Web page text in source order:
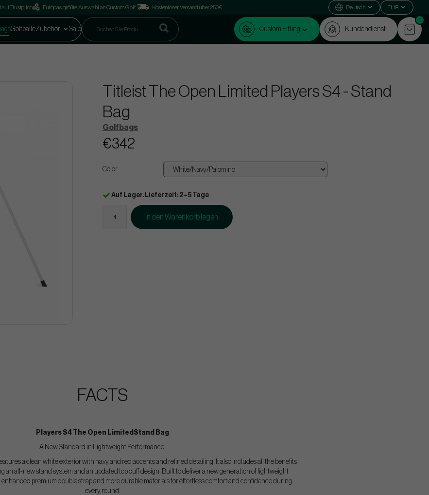
auf Trustpilot Europas größte Auswahl an Custom Golf Kostenloser Versand über 250€ Deutsch EUR
GolfbälleZubehör Sale Custom Fitting Kundendienst
0
Titleist The Open Limited Players S4 - Stand
Bag
Golfbags
€342
Color
Auf Lager. Lieferzeit: 2–5 Tage
In den Warenkorb legen
FACTS
Players S4 The Open LimitedStand Bag
A New Standard in Lightweight Performance.
a clean white exterior with navy and red accents and refined detailing. It also includes all the benefits
an all-new stand system and an updated top cuff design. Built to deliver a new generation of lightweight
enhanced premium double strap and more durable materials for effortless comfort and confidence during
every round.